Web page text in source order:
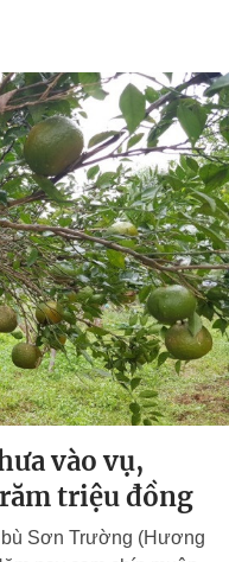
vào vụ,
triệu đồng
bù Sơn Trường (Hương